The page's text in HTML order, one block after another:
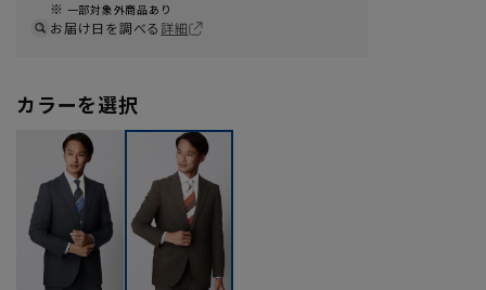
一部対象外商品あり
お届け日を調べる詳細
カラーを選択